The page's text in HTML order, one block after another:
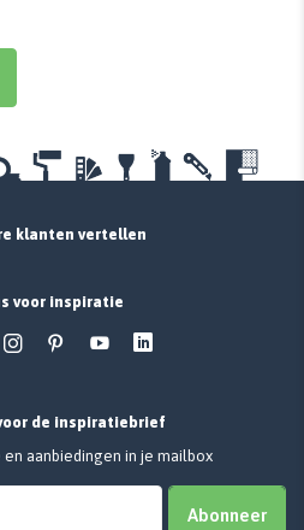
klanten vertellen
voor inspiratie
de inspiratiebrief
en aanbiedingen in je mailbox
Abonneer